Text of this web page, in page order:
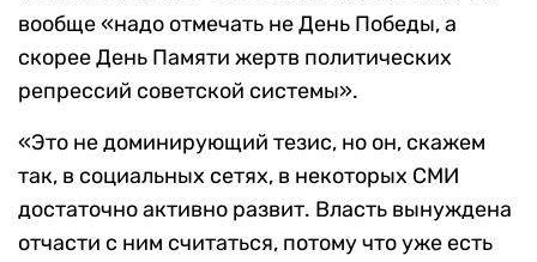
вообще «надо отмечать не День Победы, а
скорее День Памяти жертв политических
репрессий советской системы».
«Это не доминирующий тезис, но он, скажем
так, в социальных сетях, в некоторых СМИ
достаточно активно развит. Власть вынуждена
отчасти с ним считаться, потому что уже есть